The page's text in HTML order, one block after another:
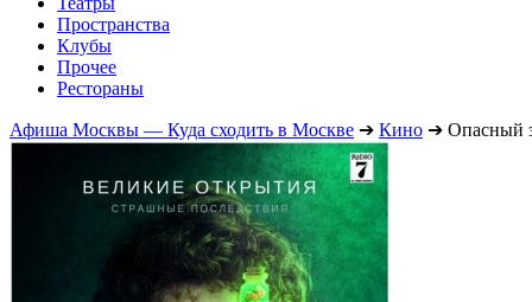
Пространства
Клубы
Прочее
Рестораны
Афиша Москвы — Куда сходить в Москве ➔ Кино ➔ Опасный